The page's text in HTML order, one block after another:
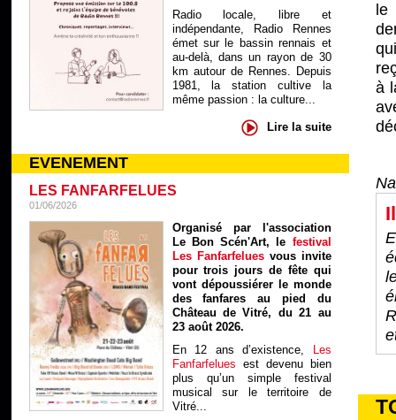
Radio locale, libre et
indépendante, Radio Rennes
émet sur le bassin rennais et
au-delà, dans un rayon de 30
km autour de Rennes. Depuis
1981, la station cultive la
même passion : la culture...
Lire la suite
EVENEMENT
LES FANFARFELUES
01/06/2026
Organisé par l'association
Le Bon Scén'Art, le festival
Les Fanfarfelues vous invite
pour trois jours de fête qui
vont dépoussiérer le monde
des fanfares au pied du
Château de Vitré, du 21 au
23 août 2026.
En 12 ans d’existence, Les
Fanfarfelues est devenu bien
plus qu’un simple festival
musical sur le territoire de
Vitré...
le
à